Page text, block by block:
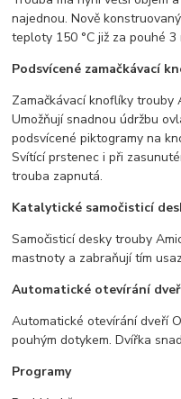
najednou. Nově
teploty 150 °C již za pouhé 3
Podsvícené zamačkávací
Zamačkávací knoflíky trouby
Umožňují snadnou údržbu
podsvícené piktogramy na
Svítící prstenec i při
trouba zapnutá.
Katalytické samočisticí
Samočisticí desky trouby
mastnoty a zabraňují tím
Automatické otevírání
Automatické otevírání dveří
pouhým dotykem. Dvířka
Programy